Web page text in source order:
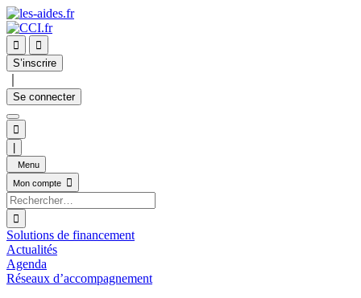


S’inscrire
Se connecter

Menu
Mon compte


Solutions de financement
Actualités
Agenda
Réseaux d’accompagnement